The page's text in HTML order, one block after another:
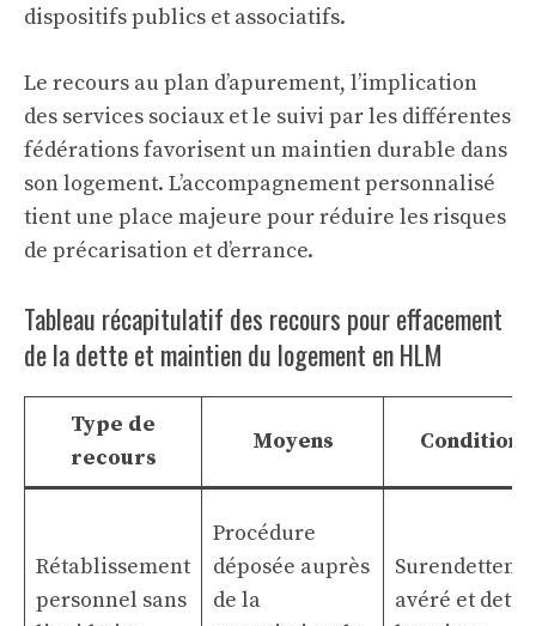
dispositifs publics et associatifs.
Le recours au plan d’apurement, l’implication
des services sociaux et le suivi par les différentes
fédérations favorisent un maintien durable dans
son logement. L’accompagnement personnalisé
tient une place majeure pour réduire les risques
de précarisation et d’errance.
Tableau récapitulatif des recours pour effacement
de la dette et maintien du logement en HLM
Type de
recours
Moyens Conditions
Rétablissement
personnel sans
Procédure
déposée auprès
de la
avéré et